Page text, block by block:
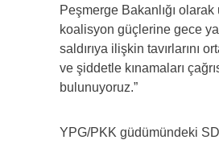
Peşmerge Bakanlığı olarak
koalisyon güçlerine gece
saldırıya ilişkin tavırlarını
ve şiddetle kınamaları
bulunuyoruz.”
YPG/PKK güdümündeki